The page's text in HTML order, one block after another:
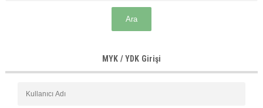
MYK / YDK Girişi